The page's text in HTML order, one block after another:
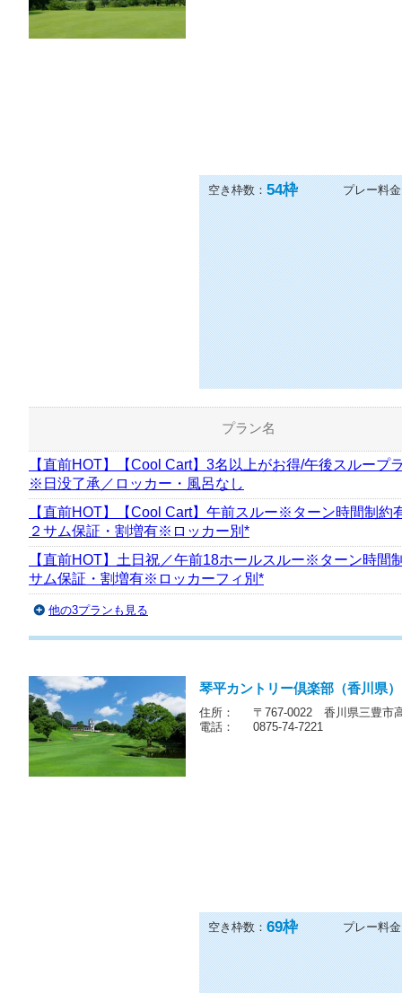
空き枠数： 54枠 プレー料
プラン名
【直前HOT】【Cool Cart】3名以上がお得/午後スループ
※日没了承／ロッカー・風呂なし
【直前HOT】【Cool Cart】午前スルー※ターン時間制約
２サム保証・割増有※ロッカー別*
【直前HOT】土日祝／午前18ホールスルー※ターン時間
サム保証・割増有※ロッカーフィ別*
他の3プランも見る
琴平カントリー倶楽部（香川県）
住所：
〒767-0022 香川県三豊市
電話：
0875-74-7221
空き枠数： 69枠 プレー料